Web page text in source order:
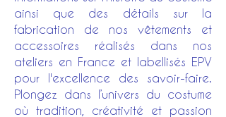
ainsi que des détails sur la
fabrication de nos vêtements et
accessoires réalisés dans nos
ateliers en France et labellisés EPV
pour l'excellence des savoir-faire.
Plongez dans l’univers du costume
où tradition, créativité et passion